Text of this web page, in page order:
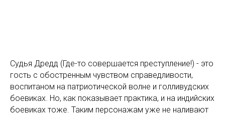
Судья Дредд (Где-то совершается преступление!) - это
гость с обостренным чувством справедливости,
воспитаном на патриотической волне и голливудских
боевиках. Но, как показывает практика, и на индийских
боевиках тоже. Таким персонажам уже не наливают